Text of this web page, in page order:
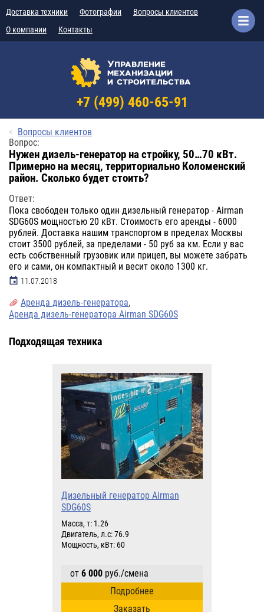
Доставка техники Фотографии
Вопросы клиентов
О компании
Контакты
+7 (499) 460-65-91
Вопросы клиентов
Вопрос:
Нужен дизель-генератор на стройку, 50…70 кВт.
Примерно на месяц, территориально Коломенский
район. Сколько будет стоить?
Ответ:
Пока свободен только один дизельный генератор - Airman
SDG60S мощностью 20 кВт. Стоимость его аренды - 6000
рублей. Доставка нашим транспортом в пределах Москвы
стоит 3500 рублей, за пределами - 50 руб за км. Если у вас
есть собственный грузовик или прицеп, вы можете забрать
его и сами, он компактный и весит около 1300 кг.
11.07.2018
Аренда дизель-генератора,
Аренда дизель-генератора Airman SDG60S
Подходящая техника
Дизельный генератор Airman
SDG60S
Масса, т: 1.26
Двигатель, л.с: 76.9
Мощность, кВт: 60
от 6 000 руб./смена
Подробнее
Заказать